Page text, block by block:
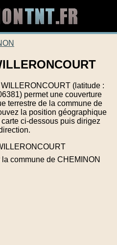
(latitude :
permet une couverture
terrestre de la commune de
la position géographique
ci-dessous puis dirigez
commune de CHEMINON